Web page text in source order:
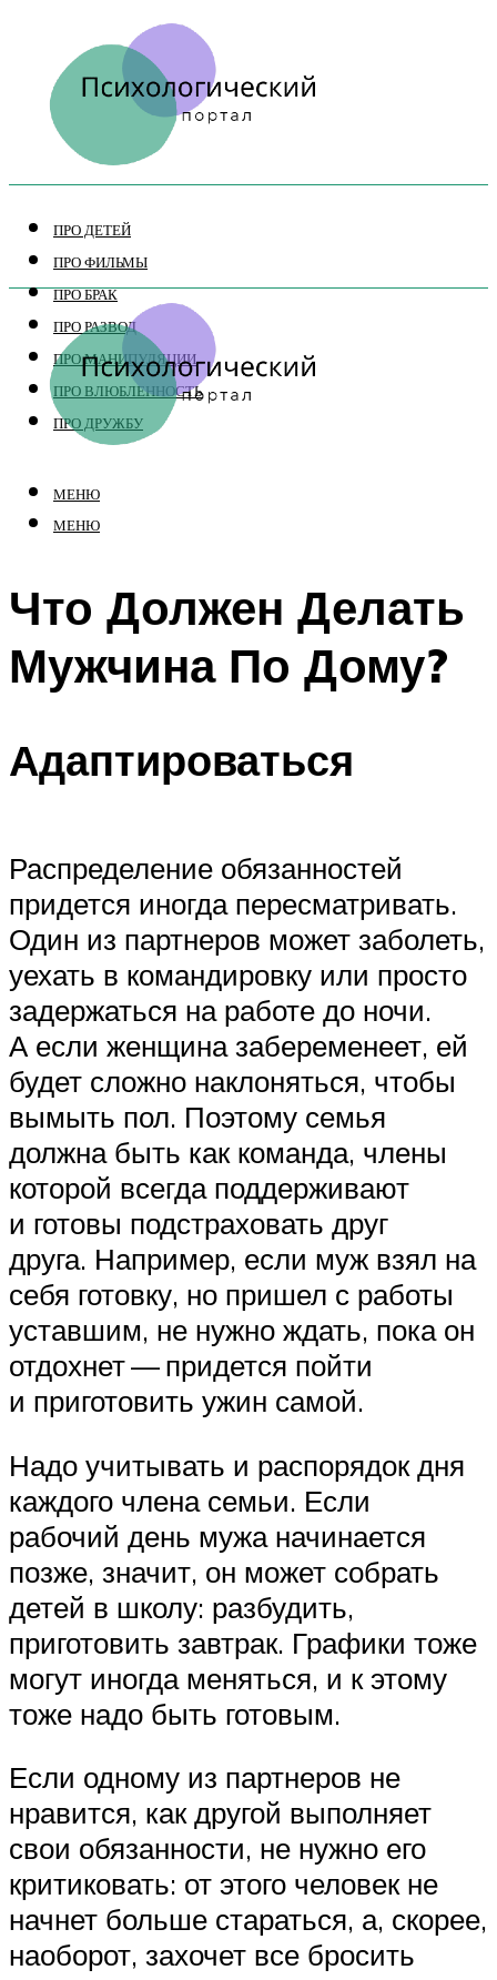
ПРО ДЕТЕЙ
ПРО ФИЛЬМЫ
ПРО БРАК
ПРО РАЗВОД
ПРО МАНИПУЛЯЦИИ
ПРО ВЛЮБЛЕННОСТЬ
ПРО ДРУЖБУ
МЕНЮ
МЕНЮ
Что Должен Делать
Мужчина По Дому?
Адаптироваться
Распределение обязанностей
придется иногда пересматривать.
Один из партнеров может заболеть,
уехать в командировку или просто
задержаться на работе до ночи.
А если женщина забеременеет, ей
будет сложно наклоняться, чтобы
вымыть пол. Поэтому семья
должна быть как команда, члены
которой всегда поддерживают
и готовы подстраховать друг
друга. Например, если муж взял на
себя готовку, но пришел с работы
уставшим, не нужно ждать, пока он
отдохнет — придется пойти
и приготовить ужин самой.
Надо учитывать и распорядок дня
каждого члена семьи. Если
рабочий день мужа начинается
позже, значит, он может собрать
детей в школу: разбудить,
приготовить завтрак. Графики тоже
могут иногда меняться, и к этому
тоже надо быть готовым.
Если одному из партнеров не
нравится, как другой выполняет
свои обязанности, не нужно его
критиковать: от этого человек не
начнет больше стараться, а, скорее,
наоборот, захочет все бросить